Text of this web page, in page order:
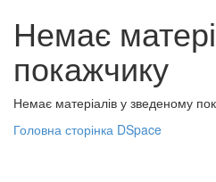
Немає
покажчику
Немає матеріалів у зведеному
Головна сторінка DSpace